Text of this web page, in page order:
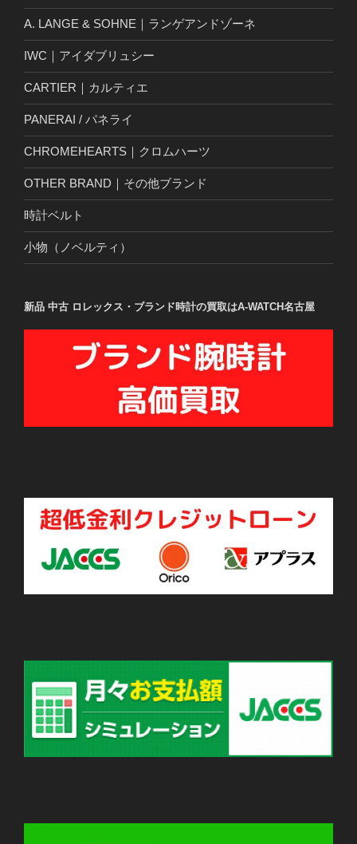
A. LANGE & SOHNE｜ランゲアンドゾーネ
IWC｜アイダブリュシー
CARTIER｜カルティエ
PANERAI / パネライ
CHROMEHEARTS｜クロムハーツ
OTHER BRAND｜その他ブランド
時計ベルト
小物（ノベルティ）
新品 中古 ロレックス・ブランド時計の買取はA-WATCH名古屋